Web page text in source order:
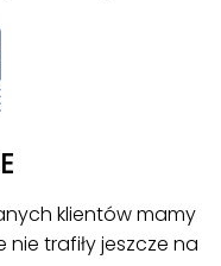
klientów mamy
trafiły jeszcze na